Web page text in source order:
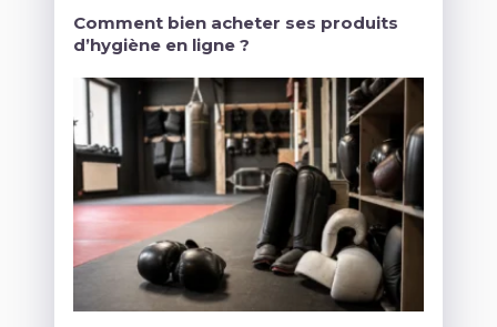
Comment bien acheter ses produits
d’hygiène en ligne ?